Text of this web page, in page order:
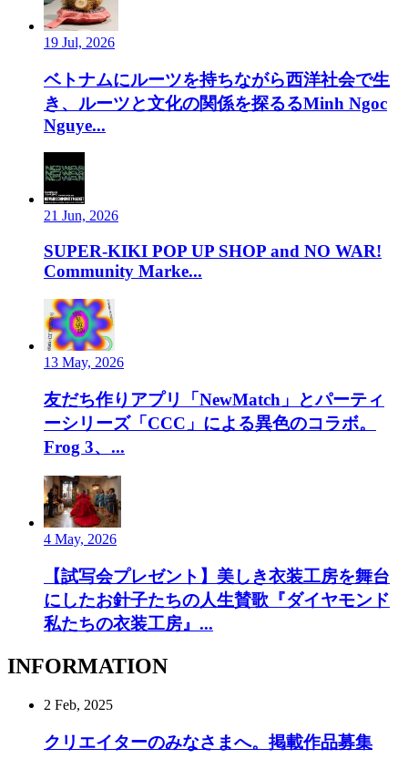
19 Jul, 2026
ベトナムにルーツを持ちながら西洋社会で生
き、ルーツと文化の関係を探るるMinh Ngoc
Nguye...
21 Jun, 2026
SUPER-KIKI POP UP SHOP and NO WAR!
Community Marke...
13 May, 2026
友だち作りアプリ「NewMatch」とパーティ
ーシリーズ「CCC」による異色のコラボ。
Frog 3、...
4 May, 2026
【試写会プレゼント】美しき衣装工房を舞台
にしたお針子たちの人生賛歌『ダイヤモンド
私たちの衣装工房』...
INFORMATION
2 Feb, 2025
クリエイターのみなさまへ。掲載作品募集